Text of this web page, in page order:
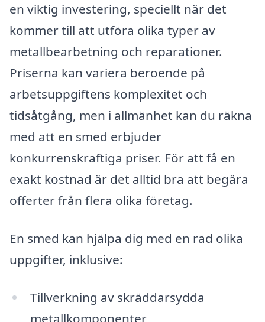
en viktig investering, speciellt när det
kommer till att utföra olika typer av
metallbearbetning och reparationer.
Priserna kan variera beroende på
arbetsuppgiftens komplexitet och
tidsåtgång, men i allmänhet kan du räkna
med att en smed erbjuder
konkurrenskraftiga priser. För att få en
exakt kostnad är det alltid bra att begära
offerter från flera olika företag.
En smed kan hjälpa dig med en rad olika
uppgifter, inklusive:
Tillverkning av skräddarsydda
metallkomponenter